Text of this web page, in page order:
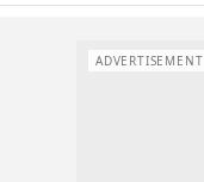
ADVERTISEMENT